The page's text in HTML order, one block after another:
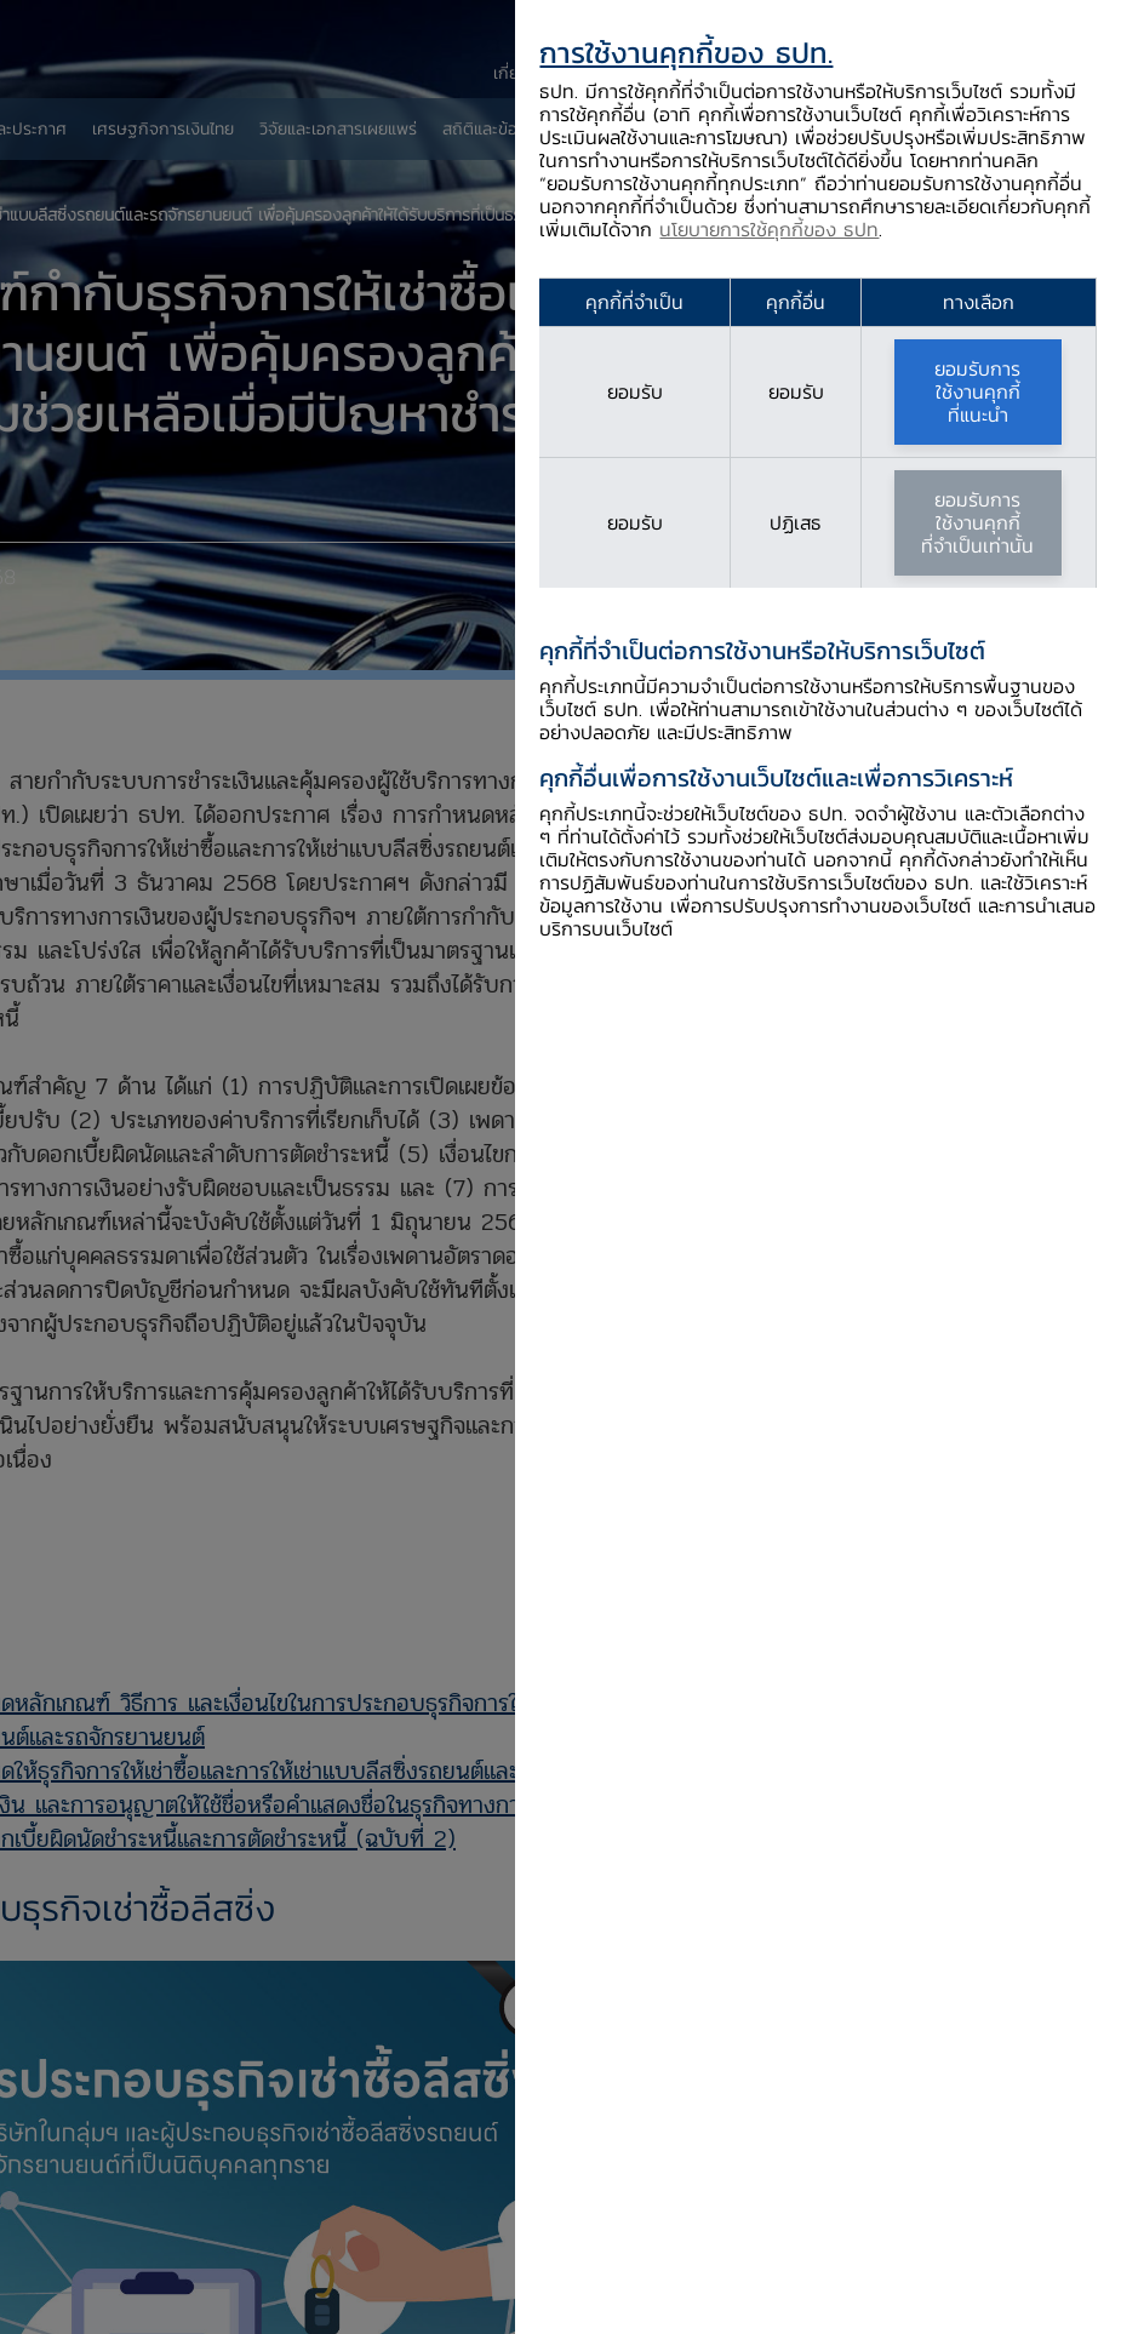
ประกาศ เศรษฐกิจการเงินไทย วิจัยและเอกสารเผยแพร่ สถิติและข้อมูลเผยแพร่ บริการจาก ธปท. นวัตกรรมภาคการเงิน สตางค์ Story
เกี่ยวกับ ธปท. ติดต่อเรา ช่วยเหลือ / ร้องเรียน EN
แบบลีสซิ่งรถยนต์และรถจักรยานยนต์ เพื่อคุ้มครองลูกค้าให้ได้รับบริการที่เป็นธรรม และได้รับความช่วยเหลือเมื่อมีปัญหาชำระหนี้
กับธุรกิจการให้เช่าซื้อและการให้เช่าแบบลีสซิ่ง
ยนต์ เพื่อคุ้มครองลูกค้าให้ได้รับบริการที่เป็น
วยเหลือเมื่อมีปัญหาชำระหนี้
ยกำกับระบบการชำระเงินและคุ้มครองผู้ใช้บริการทางการ
เปิดเผยว่า ธปท. ได้ออกประกาศ เรื่อง การกำหนดหลัก
กอบธุรกิจการให้เช่าซื้อและการให้เช่าแบบลีสซิ่งรถยนต์และรถ
าเมื่อวันที่ 3 ธันวาคม 2568 โดยประกาศฯ ดังกล่าวมี
ริการทางการเงินของผู้ประกอบธุรกิจฯ ภายใต้การกำกับของ
ละโปร่งใส เพื่อให้ลูกค้าได้รับบริการที่เป็นมาตรฐานและได้
วน ภายใต้ราคาและเงื่อนไขที่เหมาะสม รวมถึงได้รับการดูแล
นี้
สำคัญ 7 ด้าน ได้แก่ (1) การปฏิบัติและการเปิดเผยข้อมูล
ปรับ (2) ประเภทของค่าบริการที่เรียกเก็บได้ (3) เพดาน
ดอกเบี้ยผิดนัดและลำดับการตัดชำระหนี้ (5) เงื่อนไขการปิด
งการเงินอย่างรับผิดชอบและเป็นธรรม และ (7) การใช้
หลักเกณฑ์เหล่านี้จะบังคับใช้ตั้งแต่วันที่ 1 มิถุนายน 2569
อแก่บุคคลธรรมดาเพื่อใช้ส่วนตัว ในเรื่องเพดานอัตราดอกเบี้ย
วนลดการปิดบัญชีก่อนกำหนด จะมีผลบังคับใช้ทันทีตั้งแต่วันที่
จากผู้ประกอบธุรกิจถือปฏิบัติอยู่แล้วในปัจจุบัน
นการให้บริการและการคุ้มครองลูกค้าให้ได้รับบริการที่เป็น
ไปอย่างยั่งยืน พร้อมสนับสนุนให้ระบบเศรษฐกิจและการเงิน
เนื่อง
กเกณฑ์ วิธีการ และเงื่อนไขในการประกอบธุรกิจการให้เช่า
ต์และรถจักรยานยนต์
ธุรกิจการให้เช่าซื้อและการให้เช่าแบบลีสซิ่งรถยนต์และรถ
และการอนุญาตให้ใช้ชื่อหรือคำแสดงชื่อในธุรกิจทางการเงิน
เบี้ยผิดนัดชำระหนี้และการตัดชำระหนี้ (ฉบับที่ 2)
รกิจเช่าซื้อลีสซิ่ง
สารบัญประกอบ
รายละเอียด
การใช้งานคุกกี้ของ ธปท.
ธปท. มีการใช้คุกกี้ที่จำเป็นต่อการใช้งานหรือให้บริการเว็บไซต์ รวมทั้งมี
การใช้คุกกี้อื่น (อาทิ คุกกี้เพื่อการใช้งานเว็บไซต์ คุกกี้เพื่อวิเคราะห์การ
ประเมินผลใช้งานและการโฆษณา) เพื่อช่วยปรับปรุงหรือเพิ่มประสิทธิภาพ
ในการทำงานหรือการให้บริการเว็บไซต์ได้ดียิ่งขึ้น โดยหากท่านคลิก
“ยอมรับการใช้งานคุกกี้ทุกประเภท” ถือว่าท่านยอมรับการใช้งานคุกกี้อื่น
นอกจากคุกกี้ที่จำเป็นด้วย ซึ่งท่านสามารถศึกษารายละเอียดเกี่ยวกับคุกกี้
เพิ่มเติมได้จาก นโยบายการใช้คุกกี้ของ ธปท.
คุกกี้ที่จำเป็น คุกกี้อื่น ทางเลือก
ยอมรับ ยอมรับ
ยอมรับการ
ใช้งานคุกกี้
ที่แนะนำ
ยอมรับ ปฏิเสธ
ยอมรับการ
ใช้งานคุกกี้
ที่จำเป็นเท่านั้น
คุกกี้ที่จำเป็นต่อการใช้งานหรือให้บริการเว็บไซต์
คุกกี้ประเภทนี้มีความจำเป็นต่อการใช้งานหรือการให้บริการพื้นฐานของ
เว็บไซต์ ธปท. เพื่อให้ท่านสามารถเข้าใช้งานในส่วนต่าง ๆ ของเว็บไซต์ได้
อย่างปลอดภัย และมีประสิทธิภาพ
คุกกี้อื่นเพื่อการใช้งานเว็บไซต์และเพื่อการวิเคราะห์
คุกกี้ประเภทนี้จะช่วยให้เว็บไซต์ของ ธปท. จดจำผู้ใช้งาน และตัวเลือกต่าง
ๆ ที่ท่านได้ตั้งค่าไว้ รวมทั้งช่วยให้เว็บไซต์ส่งมอบคุณสมบัติและเนื้อหาเพิ่ม
เติมให้ตรงกับการใช้งานของท่านได้ นอกจากนี้ คุกกี้ดังกล่าวยังทำให้เห็น
การปฏิสัมพันธ์ของท่านในการใช้บริการเว็บไซต์ของ ธปท. และใช้วิเคราะห์
ข้อมูลการใช้งาน เพื่อการปรับปรุงการทำงานของเว็บไซต์ และการนำเสนอ
บริการบนเว็บไซต์